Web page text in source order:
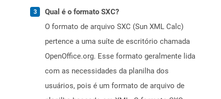
Qual é o formato SXC?
O formato de arquivo SXC (Sun XML Calc)
pertence a uma suíte de escritório chamada
OpenOffice.org. Esse formato geralmente lida
com as necessidades da planilha dos
usuários, pois é um formato de arquivo de